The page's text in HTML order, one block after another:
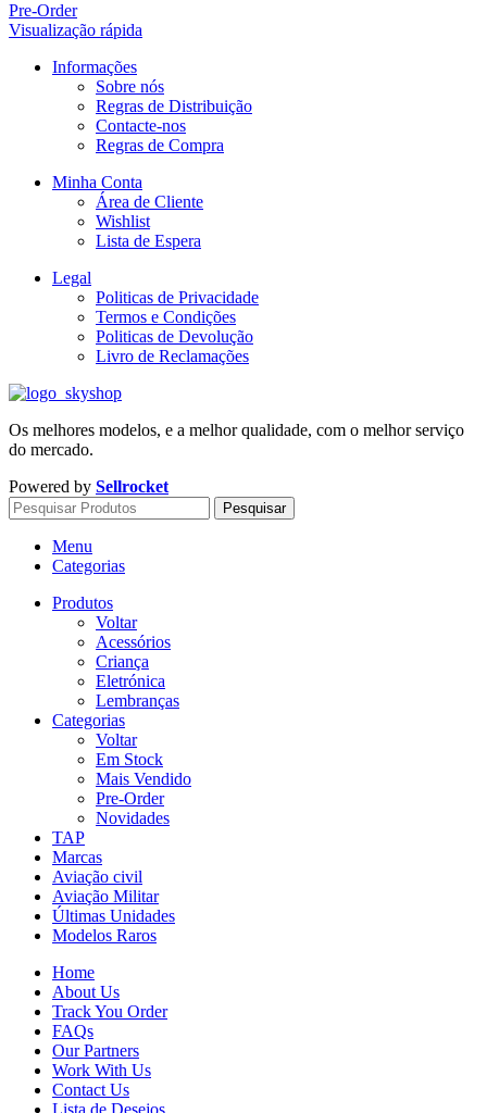
Pre-Order
Visualização rápida
Informações
Sobre nós
Regras de Distribuição
Contacte-nos
Regras de Compra
Minha Conta
Área de Cliente
Wishlist
Lista de Espera
Legal
Politicas de Privacidade
Termos e Condições
Politicas de Devolução
Livro de Reclamações
Os melhores modelos, e a melhor qualidade, com o melhor serviço
do mercado.
Powered by Sellrocket
Pesquisar
Menu
Categorias
Produtos
Voltar
Acessórios
Criança
Eletrónica
Lembranças
Categorias
Voltar
Em Stock
Mais Vendido
Pre-Order
Novidades
TAP
Marcas
Aviação civil
Aviação Militar
Últimas Unidades
Modelos Raros
Home
About Us
Track You Order
FAQs
Our Partners
Work With Us
Contact Us